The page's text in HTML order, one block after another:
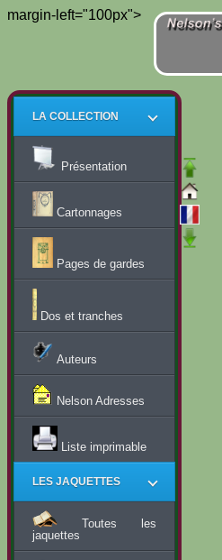
margin-left="100px">
LA COLLECTION
Présentation
Cartonnages
Pages de gardes
Dos et tranches
Auteurs
Nelson Adresses
Liste imprimable
LES JAQUETTES
Toutes les
jaquettes